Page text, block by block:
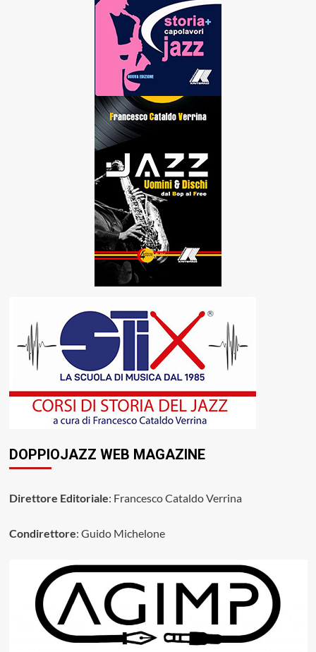
DOPPIOJAZZ WEB MAGAZINE
Direttore Editoriale: Francesco Cataldo Verrina
Condirettore: Guido Michelone